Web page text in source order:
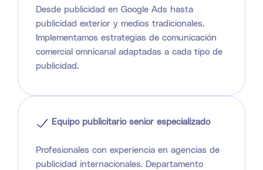
Desde publicidad en Google Ads hasta
publicidad exterior y medios tradicionales.
Implementamos estrategias de comunicación
comercial omnicanal adaptadas a cada tipo de
publicidad.
Equipo publicitario senior especializado
Profesionales con experiencia en agencias de
publicidad internacionales. Departamento